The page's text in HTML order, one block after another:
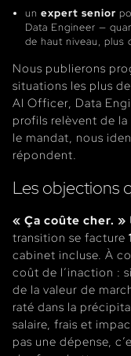
un expert senior
Data Engineer —
de haut niveau, plus
Nous publierons
situations les plus
AI Officer, Data
profils relèvent de
le mandat, nous
répondent.
Les objections
« Ça coûte cher. »
transition se facture
cabinet incluse. À
coût de l’inaction :
de la valeur de
raté dans la
salaire, frais et
pas une dépense,